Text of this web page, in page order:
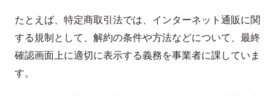
たとえば、特定商取引法では、インターネット通販に関
する規制として、解約の条件や方法などについて、最終
確認画面上に適切に表示する義務を事業者に課していま
す。